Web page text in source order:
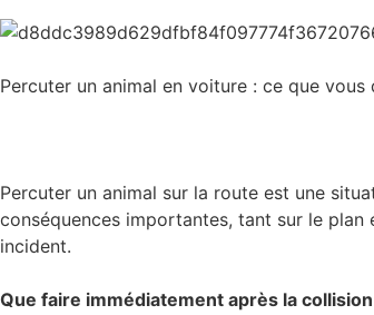
Percuter un animal en voiture : ce que vous
Percuter un animal sur la route est une
conséquences importantes, tant sur le
incident.
Que faire immédiatement après la